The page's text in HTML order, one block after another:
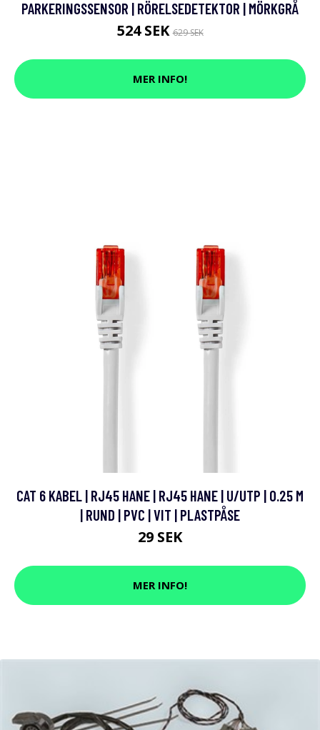
PARKERINGSSENSOR | RÖRELSEDETEKTOR | MÖRKGRÅ
524 SEK629 SEK
MER INFO!
CAT 6 KABEL | RJ45 HANE | RJ45 HANE | U/UTP | 0.25 M
| RUND | PVC | VIT | PLASTPÅSE
29 SEK
MER INFO!